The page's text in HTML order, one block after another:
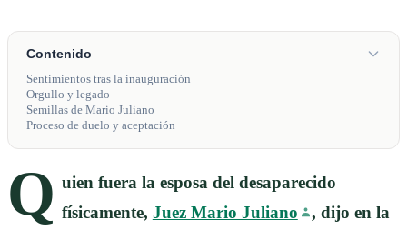
Contenido
Sentimientos tras la inauguración
Orgullo y legado
Semillas de Mario Juliano
Proceso de duelo y aceptación
Q uien fuera la esposa del desaparecido
físicamente, Juez Mario Juliano
, dijo en la